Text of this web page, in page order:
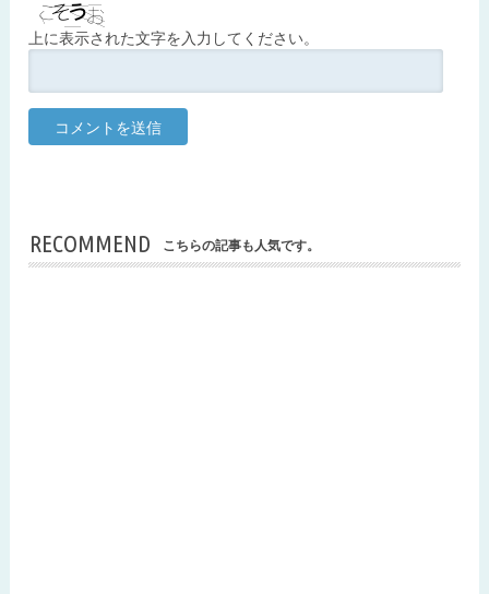
上に表示された文字を入力してください。
RECOMMEND こちらの記事も人気です。